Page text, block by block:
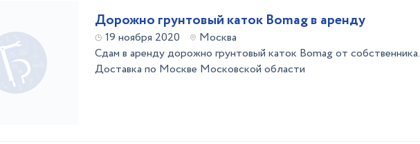
Дорожно грунтовый каток Bomag в аренду
19 ноября 2020
Москва
Сдам в аренду дорожно грунтовый каток Bomag от собственника.
Доставка по Москве Московской области